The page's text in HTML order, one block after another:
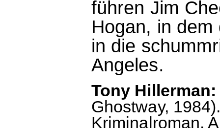
führen Jim
Hogan, in
in die
Angeles.
Tony
Ghostway,
Kriminalroman.